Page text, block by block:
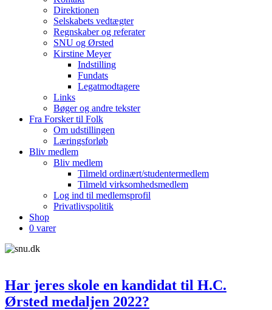
Direktionen
Selskabets vedtægter
Regnskaber og referater
SNU og Ørsted
Kirstine Meyer
Indstilling
Fundats
Legatmodtagere
Links
Bøger og andre tekster
Fra Forsker til Folk
Om udstillingen
Læringsforløb
Bliv medlem
Bliv medlem
Tilmeld ordinært/studentermedlem
Tilmeld virksomhedsmedlem
Log ind til medlemsprofil
Privatlivspolitik
Shop
0 varer
Har jeres skole en kandidat til H.C.
Ørsted medaljen 2022?